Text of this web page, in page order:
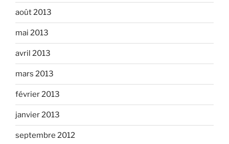
août 2013
mai 2013
avril 2013
mars 2013
février 2013
janvier 2013
septembre 2012